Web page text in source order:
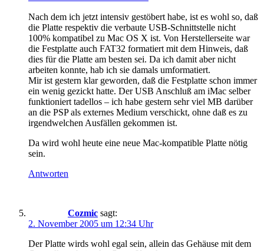
Nach dem ich jetzt intensiv gestöbert habe, ist es wohl so, daß
die Platte respektiv die verbaute USB-Schnittstelle nicht
100% kompatibel zu Mac OS X ist. Von Herstellerseite war
die Festplatte auch FAT32 formatiert mit dem Hinweis, daß
dies für die Platte am besten sei. Da ich damit aber nicht
arbeiten konnte, hab ich sie damals umformatiert.
Mir ist gestern klar geworden, daß die Festplatte schon immer
ein wenig gezickt hatte. Der USB Anschluß am iMac selber
funktioniert tadellos – ich habe gestern sehr viel MB darüber
an die PSP als externes Medium verschickt, ohne daß es zu
irgendwelchen Ausfällen gekommen ist.
Da wird wohl heute eine neue Mac-kompatible Platte nötig
sein.
Antworten
Cozmic sagt:
2. November 2005 um 12:34 Uhr
Der Platte wirds wohl egal sein, allein das Gehäuse mit dem